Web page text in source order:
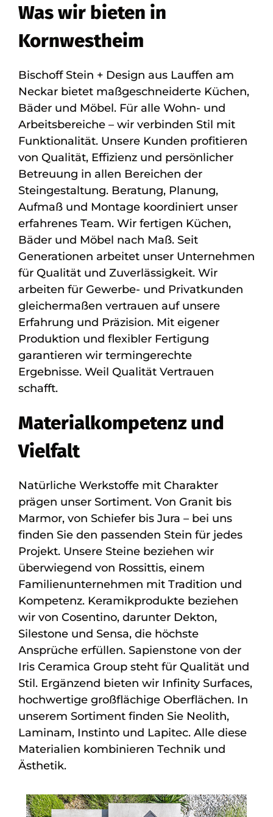
Was wir bieten in
Kornwestheim
Bischoff Stein + Design aus Lauffen am
Neckar bietet maßgeschneiderte Küchen,
Bäder und Möbel. Für alle Wohn- und
Arbeitsbereiche – wir verbinden Stil mit
Funktionalität. Unsere Kunden profitieren
von Qualität, Effizienz und persönlicher
Betreuung in allen Bereichen der
Steingestaltung. Beratung, Planung,
Aufmaß und Montage koordiniert unser
erfahrenes Team. Wir fertigen Küchen,
Bäder und Möbel nach Maß. Seit
Generationen arbeitet unser Unternehmen
für Qualität und Zuverlässigkeit. Wir
arbeiten für Gewerbe- und Privatkunden
gleichermaßen vertrauen auf unsere
Erfahrung und Präzision. Mit eigener
Produktion und flexibler Fertigung
garantieren wir termingerechte
Ergebnisse. Weil Qualität Vertrauen
schafft.
Materialkompetenz und
Vielfalt
Natürliche Werkstoffe mit Charakter
prägen unser Sortiment. Von Granit bis
Marmor, von Schiefer bis Jura – bei uns
finden Sie den passenden Stein für jedes
Projekt. Unsere Steine beziehen wir
überwiegend von Rossittis, einem
Familienunternehmen mit Tradition und
Kompetenz. Keramikprodukte beziehen
wir von Cosentino, darunter Dekton,
Silestone und Sensa, die höchste
Ansprüche erfüllen. Sapienstone von der
Iris Ceramica Group steht für Qualität und
Stil. Ergänzend bieten wir Infinity Surfaces,
hochwertige großflächige Oberflächen. In
unserem Sortiment finden Sie Neolith,
Laminam, Instinto und Lapitec. Alle diese
Materialien kombinieren Technik und
Ästhetik.